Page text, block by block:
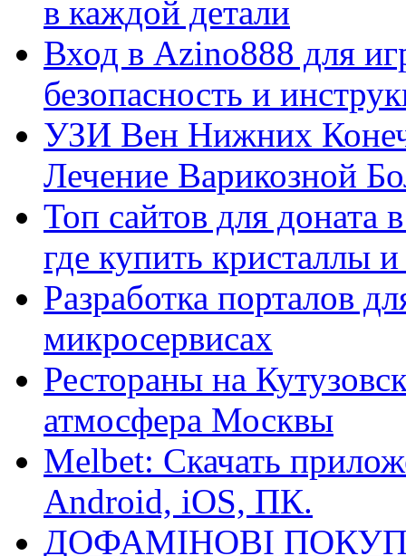
в каждой детали
Вход в Azino888 для
безопасность и
УЗИ Вен Нижних
Лечение Варикозной
Топ сайтов для
где купить кристаллы
Разработка порталов
микросервисах
Рестораны на
атмосфера Москвы
Melbet: Скачать
Android, iOS, ПК.
ДОФАМІНОВІ